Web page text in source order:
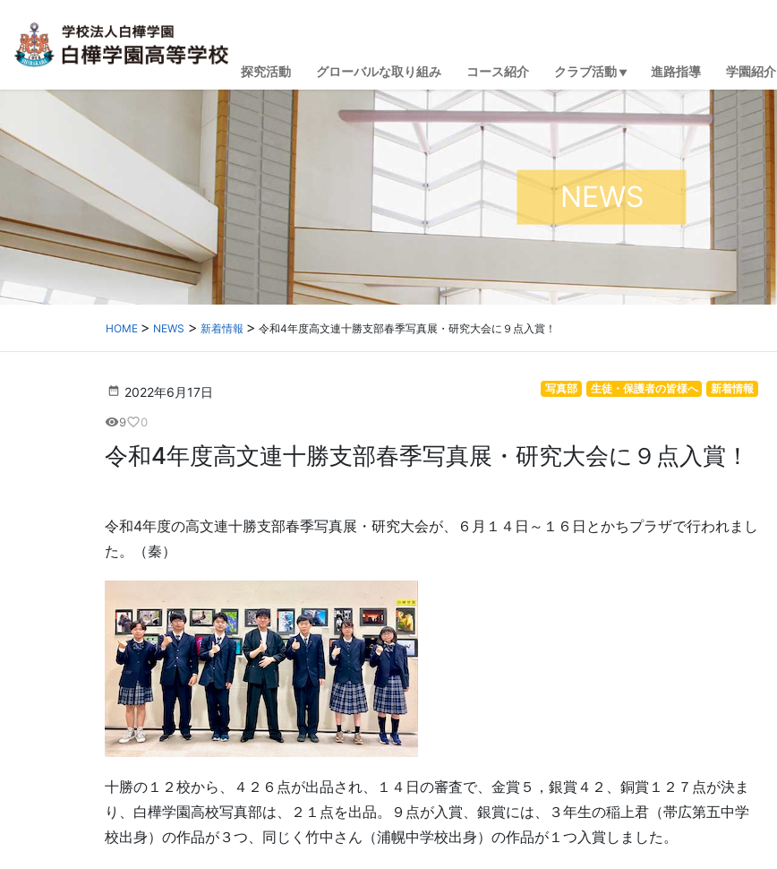
探究活動 グローバルな取り組み コース紹介 クラブ活動 進路指導 学園紹介
NEWS
HOME NEWS 新着情報 令和4年度高文連十勝支部春季写真展・研究大会に９点入賞！
2022年6月17日 新着情報
生徒・保護者の皆様へ
写真部
visibility9favorite_border0
令和4年度高文連十勝支部春季写真展・研究大会に９点入賞！
令和4年度の高文連十勝支部春季写真展・研究大会が、６月１４日～１６日とかちプラザで行われまし
た。（秦）
十勝の１２校から、４２６点が出品され、１４日の審査で、金賞５，銀賞４２、銅賞１２７点が決ま
り、白樺学園高校写真部は、２１点を出品。９点が入賞、銀賞には、３年生の稲上君（帯広第五中学
校出身）の作品が３つ、同じく竹中さん（浦幌中学校出身）の作品が１つ入賞しました。